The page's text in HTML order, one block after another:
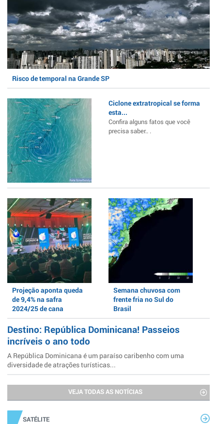
Risco de temporal na Grande SP
Ciclone extratropical se forma
esta...
Confira alguns fatos que você
precisa saber.. .
Projeção aponta queda
de 9,4% na safra
2024/25 de cana
Semana chuvosa com
frente fria no Sul do
Brasil
Destino: República Dominicana! Passeios
incríveis o ano todo
A República Dominicana é um paraíso caribenho com uma
diversidade de atrações turísticas...
VEJA TODAS AS NOTÍCIAS
SATÉLITE